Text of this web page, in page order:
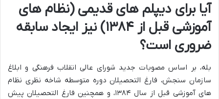
آیا برای دیپلم های قدیمی (نظام های
آموزشی قبل از ۱۳۸۴) نیز ایجاد سابقه
ضروری است؟
بله، بر اساس مصوبات جدید شورای عالی انقلاب فرهنگی و ابلاغ
سازمان سنجش، فارغ التحصیلان دوره متوسطه شاخه نظری نظام
های آموزشی قبل از سال ۱۳۸۴، و همچنین فارغ التحصیلان پیش